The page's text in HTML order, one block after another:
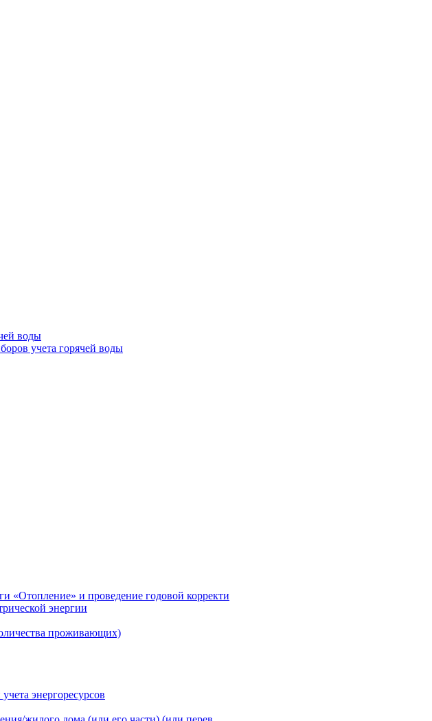
воды
учета горячей воды
«Отопление» и проведение годовой корректи
энергии
проживающих)
энергоресурсов